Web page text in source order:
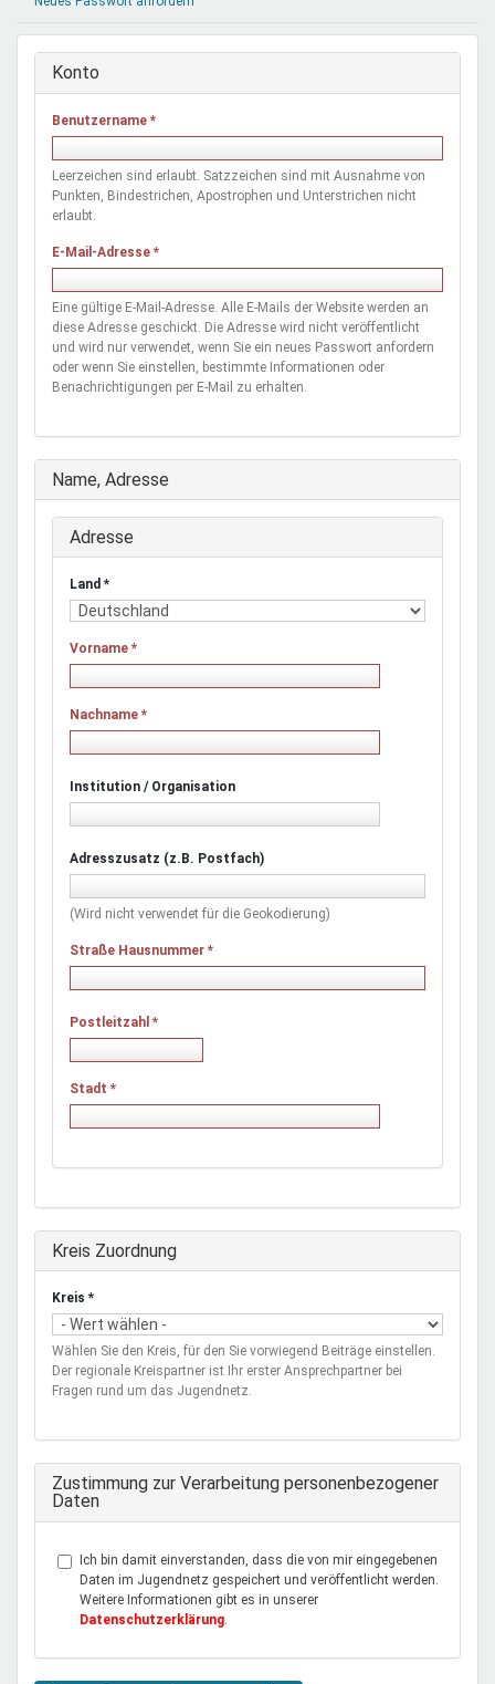
Schule & Beruf
Demokratie & Beteiligung
Konto
Benutzername *
Leerzeichen sind erlaubt. Satzzeichen sind mit Ausnahme von
Punkten, Bindestrichen, Apostrophen und Unterstrichen nicht
erlaubt.
E-Mail-Adresse *
Eine gültige E-Mail-Adresse. Alle E-Mails der Website werden an
diese Adresse geschickt. Die Adresse wird nicht veröffentlicht
und wird nur verwendet, wenn Sie ein neues Passwort anfordern
oder wenn Sie einstellen, bestimmte Informationen oder
Benachrichtigungen per E-Mail zu erhalten.
Ausblenden
Name, Adresse
Adresse
Land *
Vorname *
Nachname *
Institution / Organisation
Adresszusatz (z.B. Postfach)
(Wird nicht verwendet für die Geokodierung)
Straße Hausnummer *
Postleitzahl *
Stadt *
Ausblenden
Kreis Zuordnung
Kreis *
Wählen Sie den Kreis, für den Sie vorwiegend Beiträge einstellen.
Der regionale Kreispartner ist Ihr erster Ansprechpartner bei
Fragen rund um das Jugendnetz.
Zustimmung zur Verarbeitung personenbezogener
Daten
Ich bin damit einverstanden, dass die von mir eingegebenen
Daten im Jugendnetz gespeichert und veröffentlicht werden.
Weitere Informationen gibt es in unserer
Datenschutzerklärung